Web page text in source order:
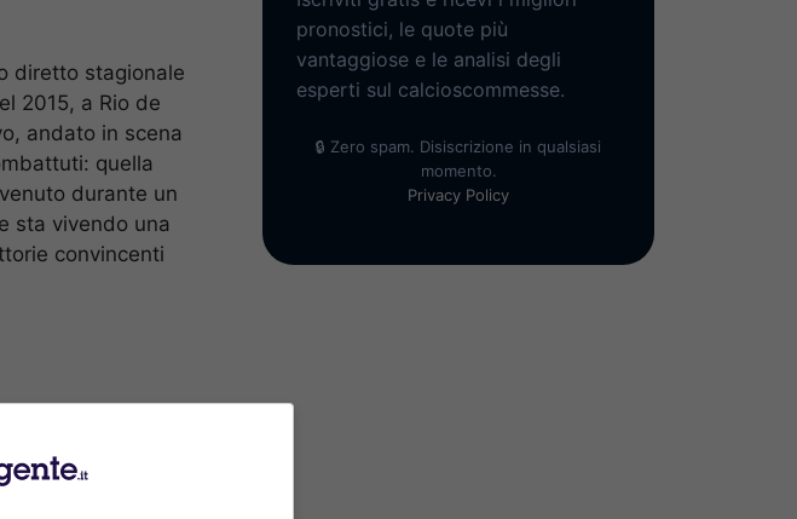
diretto stagionale
2015, a Rio de
andato in scena
quella
durante un
sta vivendo una
convincenti
200€
pronostici, le quote più
vantaggiose e le analisi degli
esperti sul calcioscommesse.
🔒 Zero spam. Disiscrizione in qualsiasi
momento.
Privacy Policy